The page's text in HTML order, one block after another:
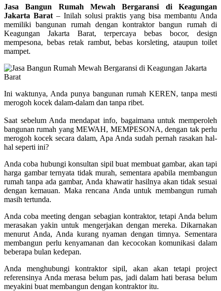
Jasa Bangun Rumah Mewah Bergaransi di Keagungan
Jakarta Barat – Inilah solusi praktis yang bisa membantu Anda
memiliki bangunan rumah dengan kontraktor bangun rumah di
Keagungan Jakarta Barat, terpercaya bebas bocor, design
mempesona, bebas retak rambut, bebas korsleting, ataupun toilet
mampet.
Ini waktunya, Anda punya bangunan rumah KEREN, tanpa mesti
merogoh kocek dalam-dalam dan tanpa ribet.
Saat sebelum Anda mendapat info, bagaimana untuk memperoleh
bangunan rumah yang MEWAH, MEMPESONA, dengan tak perlu
merogoh kocek secara dalam, Apa Anda sudah pernah rasakan hal-
hal seperti ini?
Anda coba hubungi konsultan sipil buat membuat gambar, akan tapi
harga gambar ternyata tidak murah, sementara apabila membangun
rumah tanpa ada gambar, Anda khawatir hasilnya akan tidak sesuai
dengan kemauan. Maka rencana Anda untuk membangun rumah
masih tertunda.
Anda coba meeting dengan sebagian kontraktor, tetapi Anda belum
merasakan yakin untuk mengerjakan dengan mereka. Dikarnakan
menurut Anda, Anda kurang nyaman dengan timnya. Sementara
membangun perlu kenyamanan dan kecocokan komunikasi dalam
beberapa bulan kedepan.
Anda menghubungi kontraktor sipil, akan akan tetapi project
referensinya Anda merasa belum pas, jadi dalam hati berasa belum
meyakini buat membangun dengan kontraktor itu.